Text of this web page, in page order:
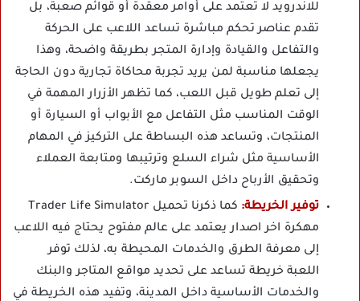
للاندرويد لا تعتمد على أوامر معقدة أو قوائم صعبة، بل
تقدم عناصر تحكم مباشرة تساعد اللاعب على الحركة
والتفاعل والقيادة وإدارة المتجر بطريقة واضحة، وهذا
يجعلها مناسبة لمن يريد تجربة محاكاة تجارية دون الحاجة
إلى تعلم طويل قبل اللعب، كما تظهر الأزرار المهمة في
الوقت المناسب مثل التفاعل مع الأبواب أو السيارة أو
المنتجات، وتساعد هذه البساطة على التركيز في المهام
الأساسية مثل شراء السلع وترتيبها ومتابعة العملاء
وتحقيق الأرباح داخل السوبر ماركت.
توفير الخريطة:
كما ذكرنا تحميل Trader Life Simulator
مهكرة اخر اصدار يعتمد على عالم مفتوح يحتاج فيه اللاعب
إلى معرفة الطرق والخدمات المحيطة به، لذلك توفر
اللعبة خريطة تساعد على تحديد مواقع المتاجر والبنك
والخدمات الأساسية داخل المدينة، وتفيد هذه الخريطة في